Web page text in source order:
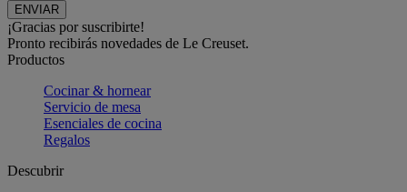
¡Gracias por suscribirte!
Pronto recibirás novedades de Le Creuset.
Productos
Cocinar & hornear
Servicio de mesa
Esenciales de cocina
Regalos
Descubrir